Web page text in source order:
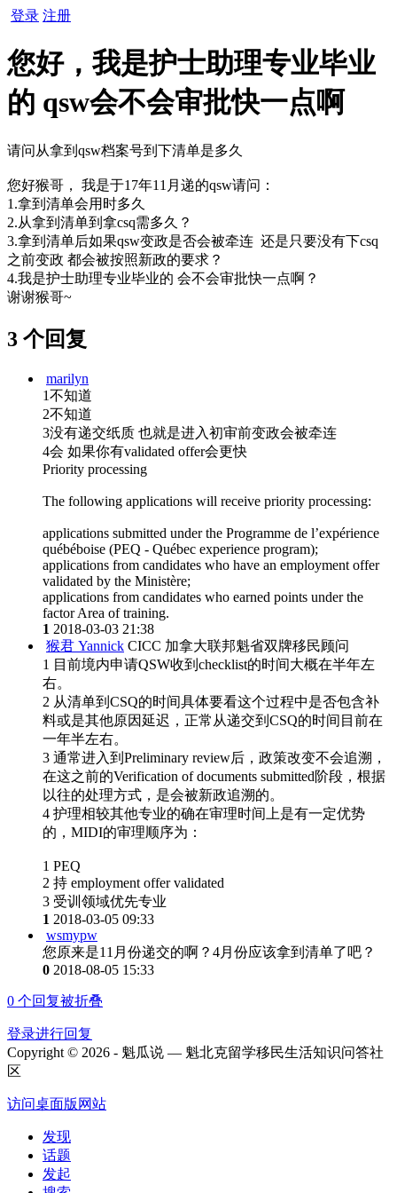
登录 注册
您好，我是护士助理专业毕业
的 qsw会不会审批快一点啊
请问从拿到qsw档案号到下清单是多久
您好猴哥， 我是于17年11月递的qsw请问：
1.拿到清单会用时多久
2.从拿到清单到拿csq需多久？
3.拿到清单后如果qsw变政是否会被牵连 还是只要没有下csq
之前变政 都会被按照新政的要求？
4.我是护士助理专业毕业的 会不会审批快一点啊？
谢谢猴哥~
3 个回复
marilyn
1不知道
2不知道
3没有递交纸质 也就是进入初审前变政会被牵连
4会 如果你有validated offer会更快
Priority processing
The following applications will receive priority processing:
applications submitted under the Programme de l’expérience
québéboise (PEQ - Québec experience program);
applications from candidates who have an employment offer
validated by the Ministère;
applications from candidates who earned points under the
factor Area of training.
1 2018-03-03 21:38
猴君 Yannick CICC 加拿大联邦魁省双牌移民顾问
1 目前境内申请QSW收到checklist的时间大概在半年左
右。
2 从清单到CSQ的时间具体要看这个过程中是否包含补
料或是其他原因延迟，正常从递交到CSQ的时间目前在
一年半左右。
3 通常进入到Preliminary review后，政策改变不会追溯，
在这之前的Verification of documents submitted阶段，根据
以往的处理方式，是会被新政追溯的。
4 护理相较其他专业的确在审理时间上是有一定优势
的，MIDI的审理顺序为：
1 PEQ
2 持 employment offer validated
3 受训领域优先专业
1 2018-03-05 09:33
wsmypw
您原来是11月份递交的啊？4月份应该拿到清单了吧？
0 2018-08-05 15:33
0 个回复被折叠
登录进行回复
Copyright © 2026 - 魁瓜说 — 魁北克留学移民生活知识问答社
区
访问桌面版网站
发现
话题
发起